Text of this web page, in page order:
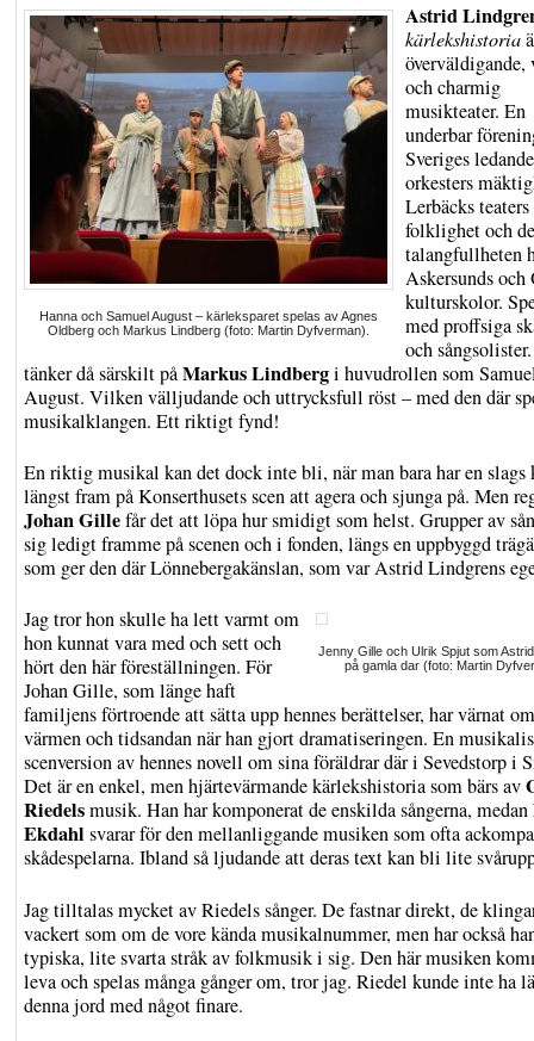
Hanna och Samuel August – kärleksparet spelas av Agnes
Oldberg och Markus Lindberg (foto: Martin Dyfverman).
Astrid
kärlekshistoria
överväldigande,
och charmig
musikteater. En
underbar
Sveriges ledande
orkesters
Lerbäcks
folklighet och
talangfullheten
Askersunds och
kulturskolor.
med proffsiga
och
tänker då särskilt påMarkus Lindbergi huvudrollen som
August. Vilken välljudande och uttrycksfull röst – med den där
musikalklangen. Ett riktigt fynd!
En riktig musikal kan det dock inte bli, när man bara har en slags
längst fram på Konserthusets scen att agera och sjunga på. Men
Johan Gillefår det att löpa hur smidigt som helst. Grupper av
sig ledigt framme på scenen och i fonden, längs en uppbyggd
som ger den där Lönnebergakänslan, som var Astrid Lindgrens
Jenny Gille och Ulrik Spjut som
på gamla dar (foto: Martin
Jag tror hon skulle ha lett varmt om
hon kunnat vara med och sett och
hört den här föreställningen. För
Johan Gille, som länge haft
familjens förtroende att sätta upp hennes berättelser, har värnat om
värmen och tidsandan när han gjort dramatiseringen. En
scenversion av hennes novell om sina föräldrar där i Sevedstorp i
Det är en enkel, men hjärtevärmande kärlekshistoria som bärs av
Riedelsmusik. Han har komponerat de enskilda sångerna, medan
Ekdahl svarar för den mellanliggande musiken som ofta
skådespelarna. Ibland så ljudande att deras text kan bli lite
Jag tilltalas mycket av Riedels sånger. De fastnar direkt, de
vackert som om de vore kända musikalnummer, men har också
typiska, lite svarta stråk av folkmusik i sig. Den här musiken
leva och spelas många gånger om, tror jag. Riedel kunde inte ha
denna jord med något finare.